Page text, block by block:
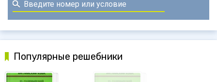
Популярные решебники